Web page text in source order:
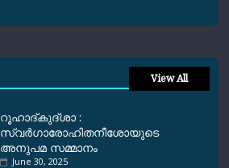
View All
റൂഹാദ്‌കുദ്‌ശാ :
സ്വർഗാരോഹിതനീശോയുടെ
അനുപമ സമ്മാനം
June 30, 2025